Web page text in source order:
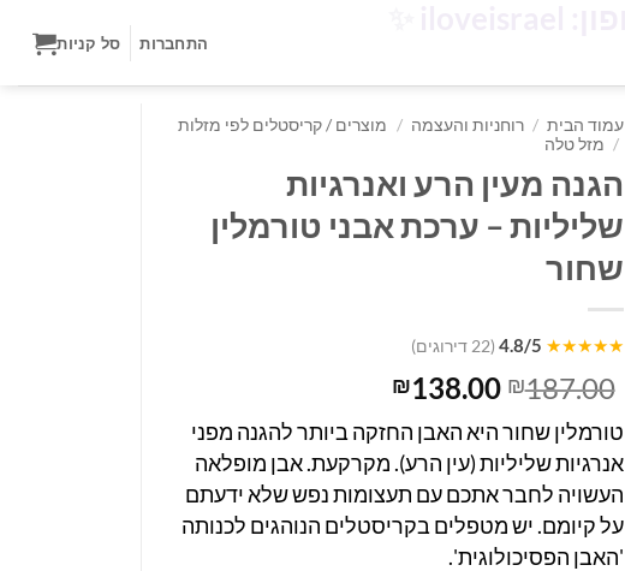
התחברות סל קניות
עמוד הבית / רוחניות והעצמה /
מוצרים / קריסטלים לפי מזלות
/ מזל טלה
הגנה מעין הרע ואנרגיות
שליליות – ערכת אבני טורמלין
שחור
★★★★★
4.8/5 (22 דירוגים)
₪187.00
המחיר
היה:
₪187.00.
₪138.00
הוא:
₪138.00.
טורמלין שחור היא האבן החזקה ביותר להגנה מפני
אנרגיות שליליות (עין הרע). מקרקעת. אבן מופלאה
העשויה לחבר אתכם עם תעצומות נפש שלא ידעתם
על קיומם. יש מטפלים בקריסטלים הנוהגים לכנותה
'האבן הפסיכולוגית'.